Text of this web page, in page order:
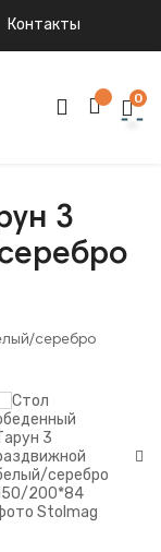
Контакты
0
3